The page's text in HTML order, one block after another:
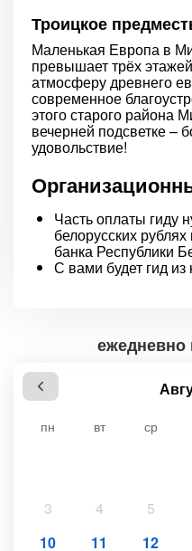
Троицкое
Маленькая Европа в
превышает трёх
атмосферу древнего
современное
этого старого района
вечерней подсветке –
удовольствие!
Часть оплаты гиду
белорусских
банка Республики
С вами будет гид
ежедневно
пн вт ср
3 4 5
10 11 12